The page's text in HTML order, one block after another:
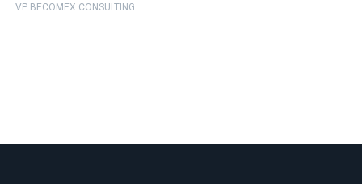
VP BECOMEX CONSULTING